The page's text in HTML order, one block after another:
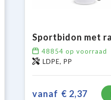
48854 op voorraad
LDPE, PP
vanaf € 2,37